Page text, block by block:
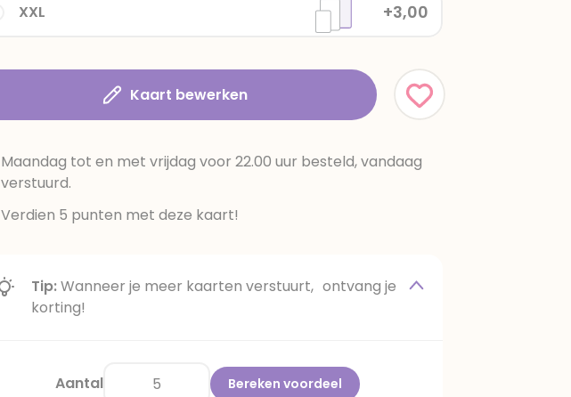
XXL +3,00
Kaart bewerken
Maandag tot en met vrijdag voor 22.00 uur besteld, vandaag
verstuurd.
Verdien 5 punten met deze kaart!
Tip:Wanneer je meer kaarten verstuurt, ontvang je
korting!
Aantal Bereken voordeel